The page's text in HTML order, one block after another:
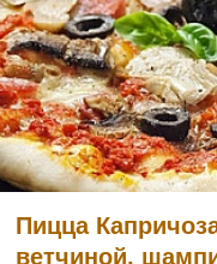
Пицца
ветчиной,